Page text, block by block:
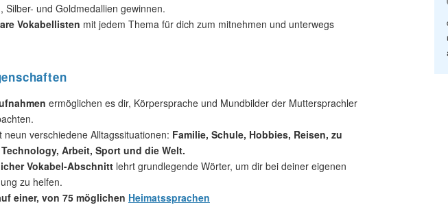
Silber- und Goldmedallien gewinnen.
Vokabellisten mit jedem Thema für dich zum mitnehmen und unterwegs
ermöglichen es dir, Körpersprache und Mundbilder der Muttersprachler
neun verschiedene Alltagssituationen: Familie, Schule, Hobbies, Reisen, zu
Technology, Arbeit, Sport und die Welt.
Vokabel-Abschnitt lehrt grundlegende Wörter, um dir bei deiner eigenen
zu helfen.
einer, von 75 möglichen Heimatssprachen